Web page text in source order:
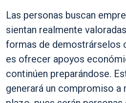
Las personas buscan
sientan realmente
formas de demostrárselos
es ofrecer apoyos
continúen preparándose.
generará un compromiso a